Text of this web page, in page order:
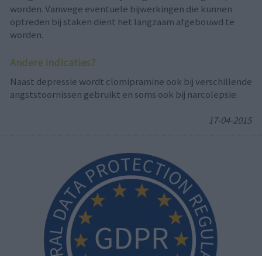
worden. Vanwege eventuele bijwerkingen die kunnen
optreden bij staken dient het langzaam afgebouwd te
worden.
Andere indicaties?
Naast depressie wordt clomipramine ook bij verschillende
angststoornissen gebruikt en soms ook bij narcolepsie.
17-04-2015